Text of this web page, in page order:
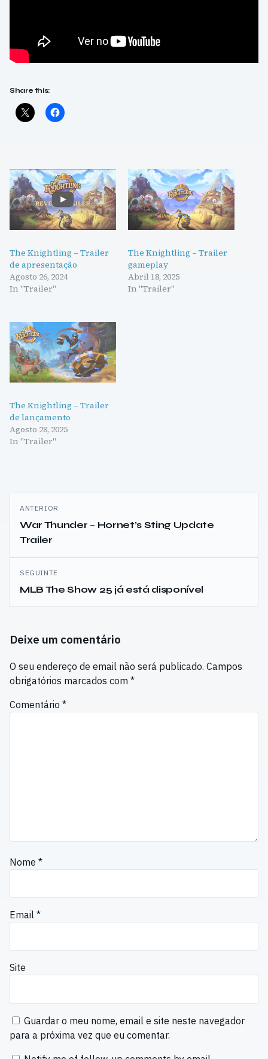
Share this:
The Knightling – Trailer
de apresentação
Agosto 26, 2024
In "Trailer"
The Knightling – Trailer
gameplay
Abril 18, 2025
In "Trailer"
The Knightling – Trailer
de lançamento
Agosto 28, 2025
In "Trailer"
Navegação
de
artigos
ANTERIOR
War Thunder – Hornet’s Sting Update
Trailer
SEGUINTE
MLB The Show 25 já está disponível
Deixe um comentário
O seu endereço de email não será publicado. Campos
obrigatórios marcados com *
Comentário *
Nome *
Email *
Site
Guardar o meu nome, email e site neste navegador
para a próxima vez que eu comentar.